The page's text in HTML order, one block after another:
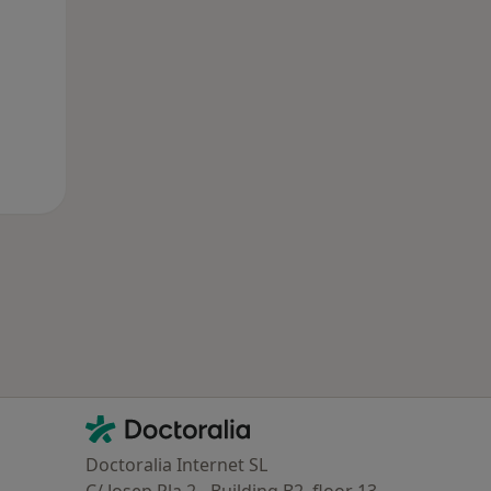
Contacto
Doctoralia - Homepage
Doctoralia Internet SL